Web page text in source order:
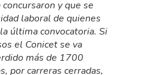
y que se
laboral de quienes
última convocatoria. Si
el Conicet se va
más de 1700
por carreras cerradas,